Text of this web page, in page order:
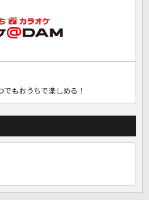
でもおうちで楽しめる！